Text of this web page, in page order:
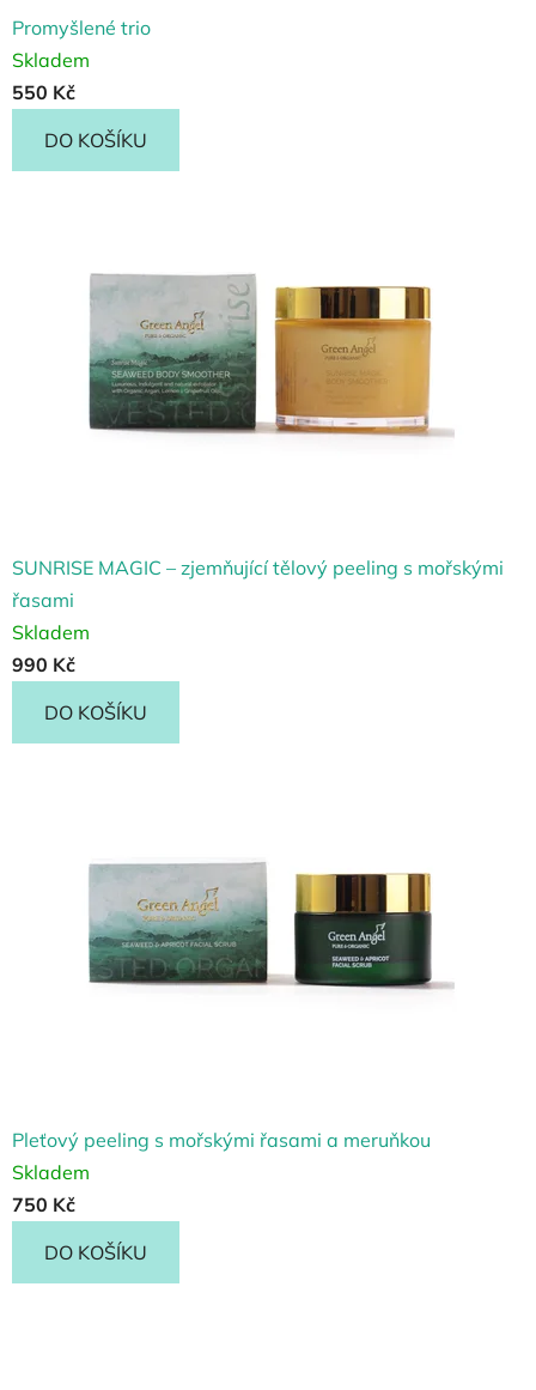
Promyšlené trio
Skladem
550 Kč
DO KOŠÍKU
SUNRISE MAGIC – zjemňující tělový peeling s mořskými
řasami
Skladem
990 Kč
DO KOŠÍKU
Pleťový peeling s mořskými řasami a meruňkou
Skladem
750 Kč
DO KOŠÍKU